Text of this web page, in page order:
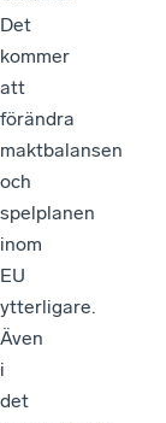
kommer
att
förändra
maktbalansen
och
spelplanen
inom
EU
ytterligare.
Även
i
det
perspektivet